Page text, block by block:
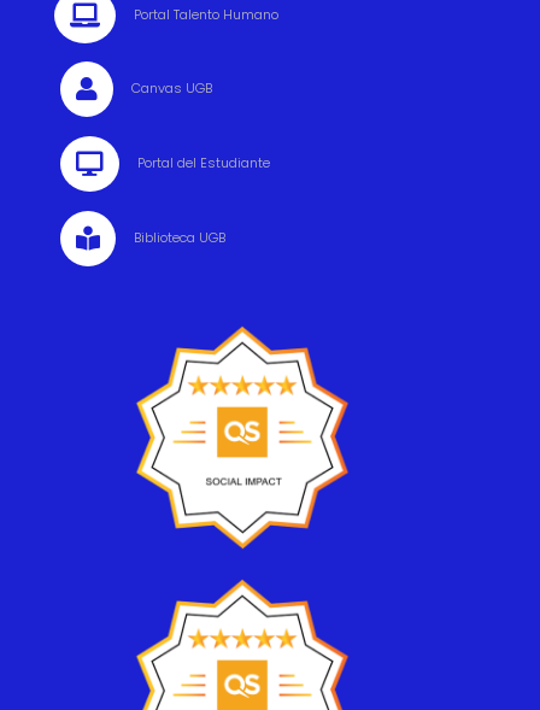
 Portal Talento Humano
 Canvas UGB
 Portal del Estudiante
 Biblioteca UGB